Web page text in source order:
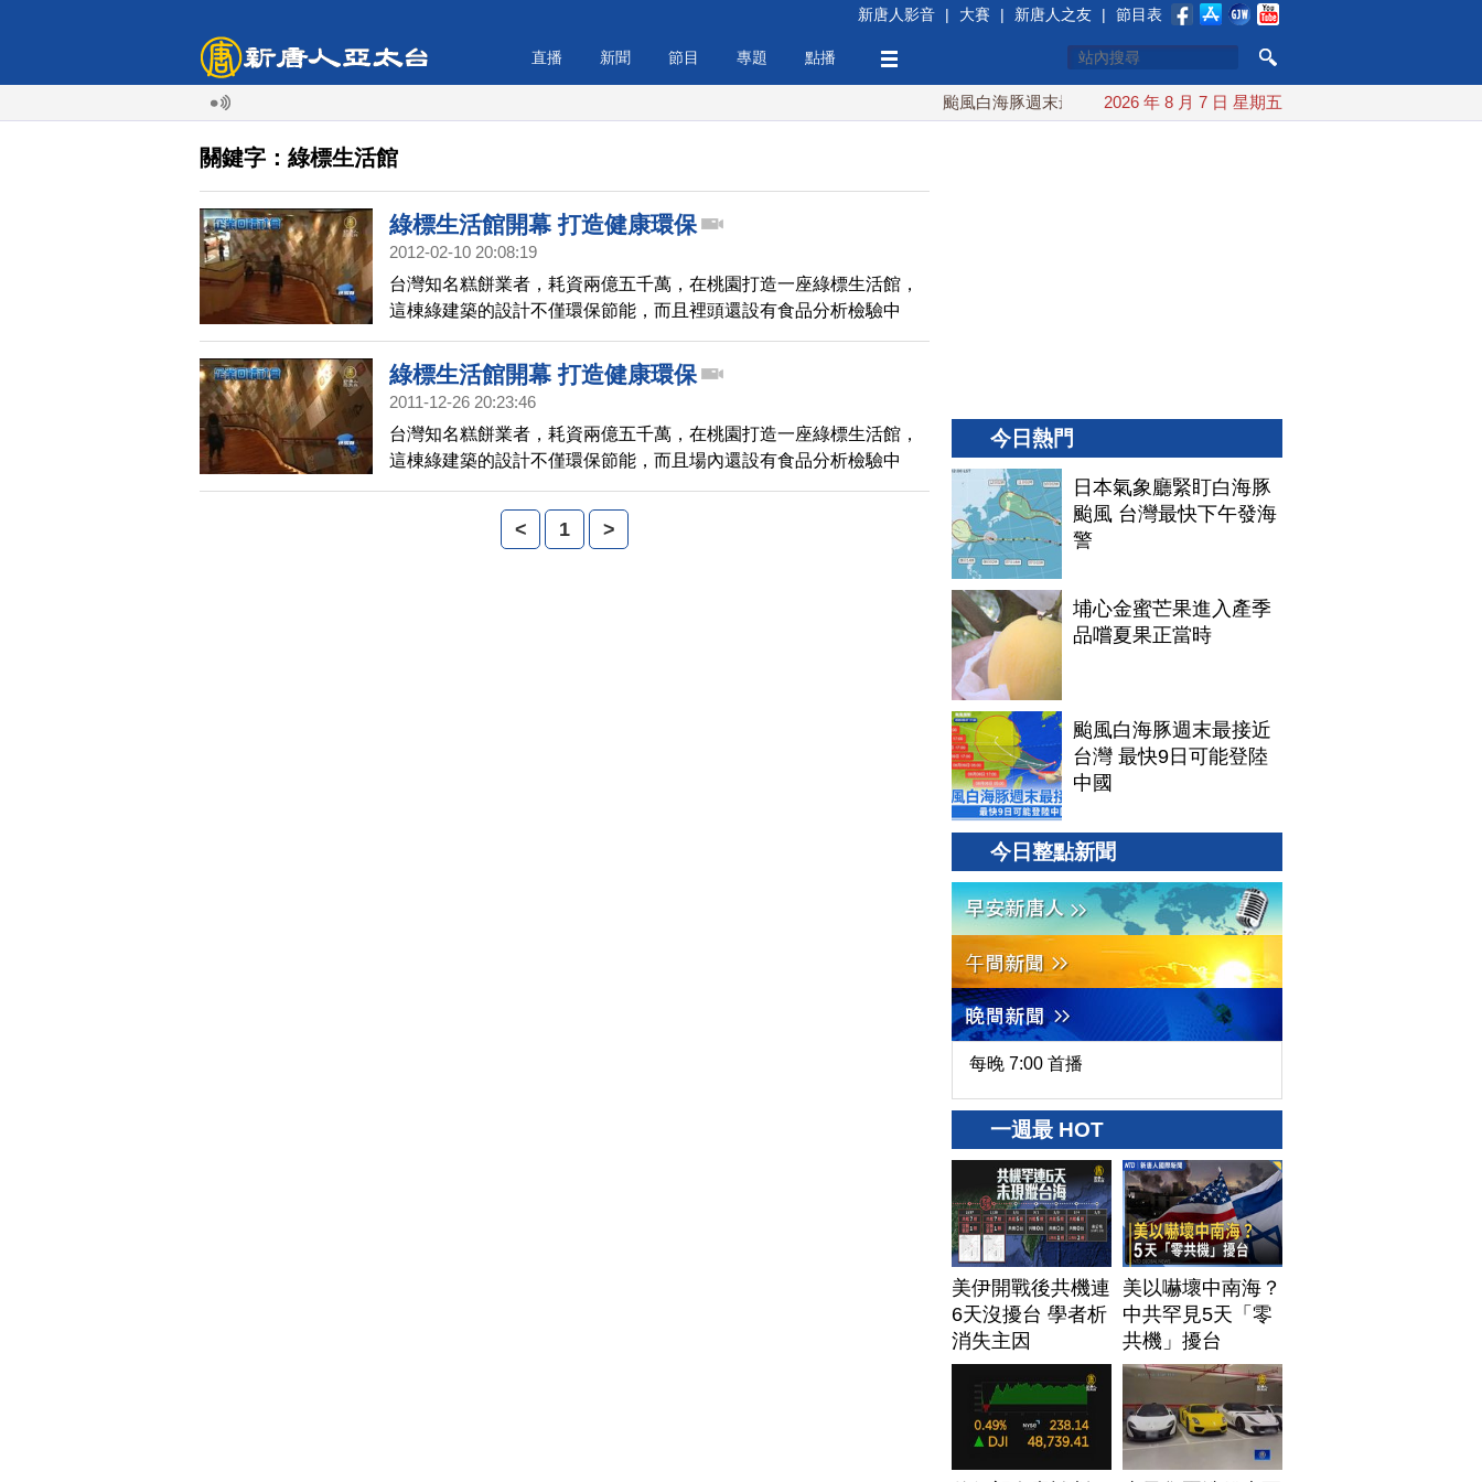
新唐人影音 | 大賽 | 新唐人之友 | 節目表
直播 新聞 節目 專題 點播
颱風白海豚週末最接近台灣 最快9日可能登陸中國
2026 年 8 月 7 日 星期五
關鍵字：綠標生活館
綠標生活館開幕 打造健康環保
2012-02-10 20:08:19
台灣知名糕餅業者，耗資兩億五千萬，在桃園打造一座綠標生活館，
這棟綠建築的設計不僅環保節能，而且裡頭還設有食品分析檢驗中
心，結合工廠觀光的行銷策略， 讓消費者看見業者，取之於社會，用
之於社會的企業家精神 。
綠標生活館開幕 打造健康環保
2011-12-26 20:23:46
台灣知名糕餅業者，耗資兩億五千萬，在桃園打造一座綠標生活館，
這棟綠建築的設計不僅環保節能，而且場內還設有食品分析檢驗中
心，結合工廠觀光的行銷策略， 讓消費者看見業者，取之於社會，用
之於社會的企業家精神 。
< 1 >
今日熱門
日本氣象廳緊盯白海豚
颱風 台灣最快下午發海
警
埔心金蜜芒果進入產季
品嚐夏果正當時
颱風白海豚週末最接近
台灣 最快9日可能登陸
中國
今日整點新聞
每晚 7:00 首播
一週最 HOT
美伊開戰後共機連
6天沒擾台 學者析
消失主因
美以嚇壞中南海？
中共罕見5天「零
共機」擾台